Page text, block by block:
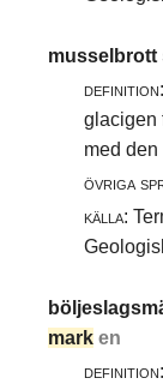
musselbrott
definition:
glacigen
med den
övriga
källa:
mark en
definition: